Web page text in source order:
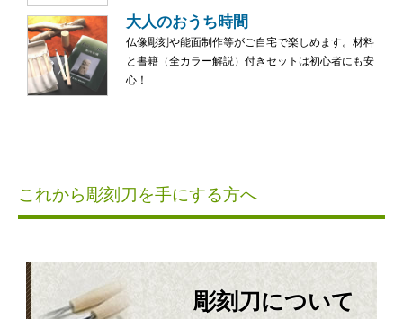
大人のおうち時間
仏像彫刻や能面制作等がご自宅で楽しめます。材料
と書籍（全カラー解説）付きセットは初心者にも安
心！
これから彫刻刀を手にする方へ
彫刻刀について